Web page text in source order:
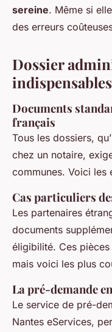
sereine. Même si
des erreurs
Dossier
Documents
français
Tous les dossiers,
chez un notaire,
communes. Voici les
Cas particuliers
Les partenaires
documents
éligibilité. Ces
mais voici les plus
La pré-demande
Le service de pré-
Nantes eServices,